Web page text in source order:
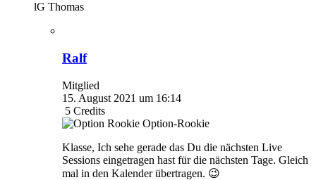
lG Thomas
Ralf
Mitglied
15. August 2021 um 16:14
5 Credits
Option-Rookie
Klasse, Ich sehe gerade das Du die nächsten Live
Sessions eingetragen hast für die nächsten Tage. Gleich
mal in den Kalender übertragen. 😉